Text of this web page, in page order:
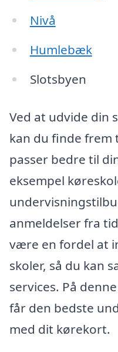
Nivå
Humlebæk
Slotsbyen
Ved at udvide din
kan du finde frem
passer bedre til
eksempel
anmeldelser fra
være en fordel at
skoler, så du kan
services. På
får den bedste
med dit kørekort.